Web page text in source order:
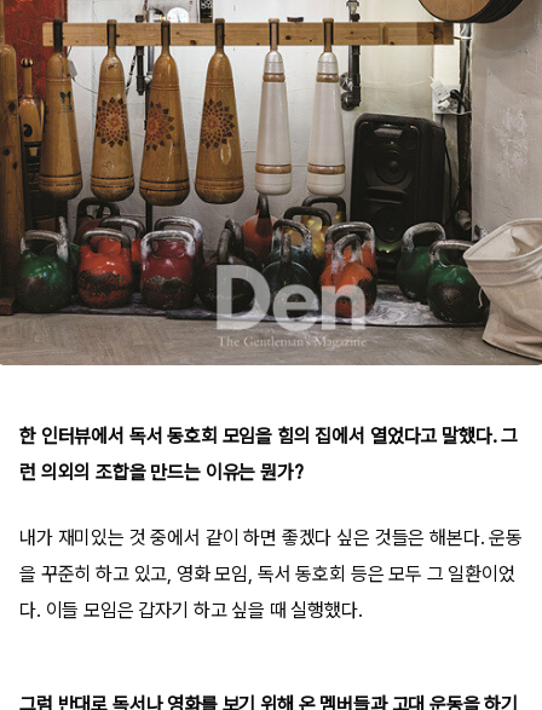
한 인터뷰에서 독서 동호회 모임을 힘의 집에서 열었다고 말했다. 그
런 의외의 조합을 만드는 이유는 뭔가?
내가 재미있는 것 중에서 같이 하면 좋겠다 싶은 것들은 해본다. 운동
을 꾸준히 하고 있고, 영화 모임, 독서 동호회 등은 모두 그 일환이었
다. 이들 모임은 갑자기 하고 싶을 때 실행했다.
그럼 반대로 독서나 영화를 보기 위해 온 멤버들과 고대 운동을 하기